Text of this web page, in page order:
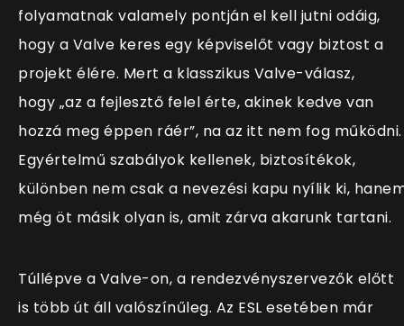
folyamatnak valamely pontján el kell jutni odáig,
hogy a Valve keres egy képviselőt vagy biztost a
projekt élére. Mert a klasszikus Valve-válasz,
hogy „az a fejlesztő felel érte, akinek kedve van
hozzá meg éppen ráér”, na az itt nem fog működni.
Egyértelmű szabályok kellenek, biztosítékok,
különben nem csak a nevezési kapu nyílik ki,
még öt másik olyan is, amit zárva akarunk tartani.
Túllépve a Valve-on, a rendezvényszervezők előtt
is több út áll valószínűleg. Az ESL esetében már